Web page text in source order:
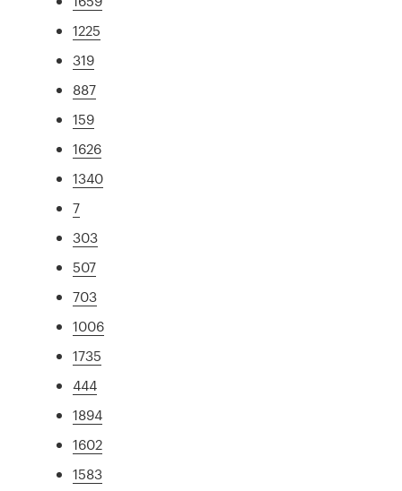
1225
319
887
159
1626
1340
7
303
507
703
1006
1735
444
1894
1602
1583